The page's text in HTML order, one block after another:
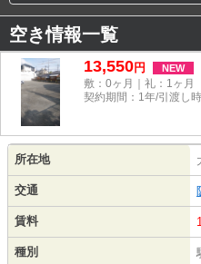
空き情報一覧
13,550円 NEW
敷：0ヶ月｜礼：1ヶ月
契約期間：1年/引渡し
所在地
交通
賃料
種別